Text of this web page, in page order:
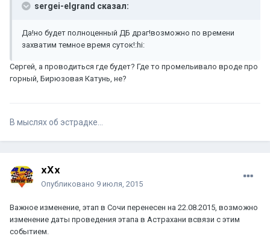
sergei-elgrand сказал:
Да!но будет полноценный ДБ драг!возможно по времени
захватим темное время суток!:hi:
Сергей, а проводиться где будет? Где то промельивало вроде про
горный, Бирюзовая Катунь, не?
В мыслях об эстрадке...
xXx
Опубликовано 9 июля, 2015
Важное изменение, этап в Сочи перенесен на 22.08.2015, возможно
изменение даты проведения этапа в Астрахани всвязи с этим
событием.